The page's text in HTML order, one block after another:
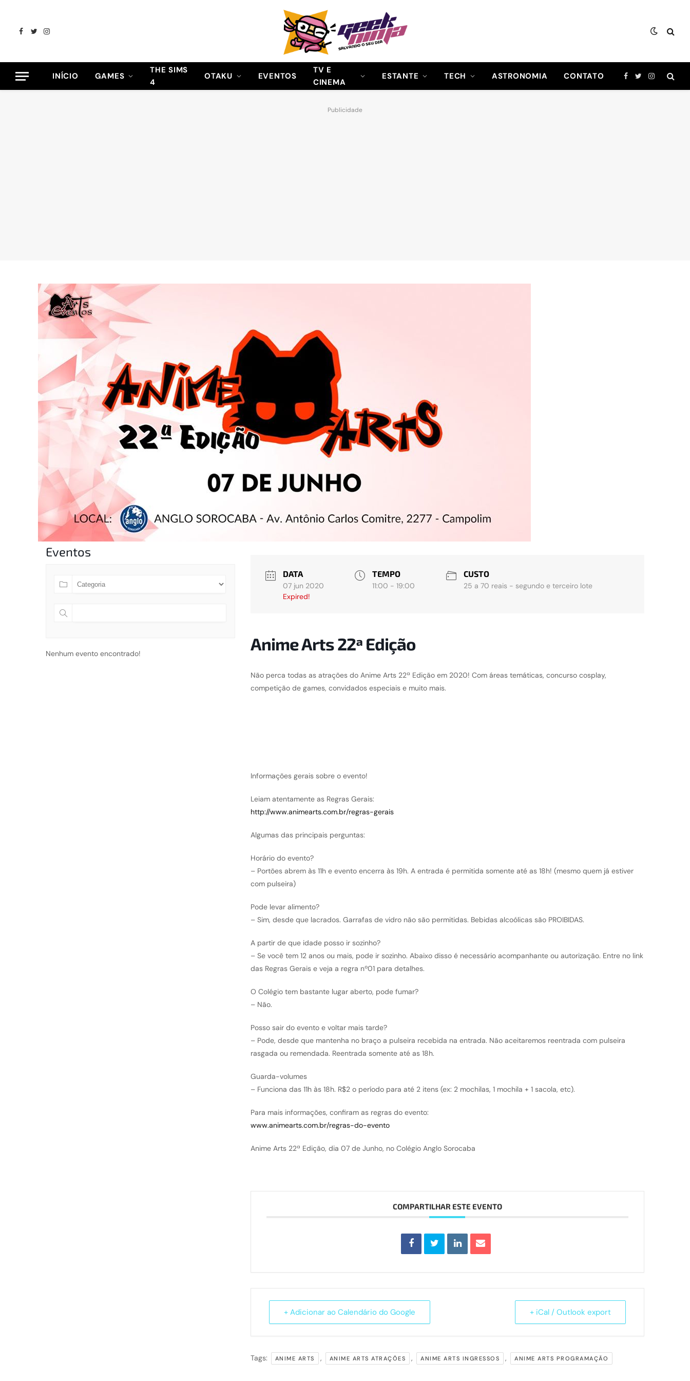
Facebook
TwitterInstagram
INÍCIO GAMES
THE SIMS
4
OTAKU EVENTOS
TV E
CINEMA
ESTANTE TECH ASTRONOMIA CONTATO Facebook
TwitterInstagram
Publicidade
Eventos
Nenhum evento encontrado!
DATA
07 jun 2020
Expired!
TEMPO
11:00 - 19:00
CUSTO
25 a 70 reais - segundo e terceiro lote
Anime Arts 22ª Edição
Não perca todas as atrações do Anime Arts 22ª Edição em 2020! Com áreas temáticas, concurso cosplay,
competição de games, convidados especiais e muito mais.
Informações gerais sobre o evento!
Leiam atentamente as Regras Gerais:
http://www.animearts.com.br/regras-gerais
Algumas das principais perguntas:
Horário do evento?
– Portões abrem às 11h e evento encerra às 19h. A entrada é permitida somente até as 18h! (mesmo quem já estiver
com pulseira)
Pode levar alimento?
– Sim, desde que lacrados. Garrafas de vidro não são permitidas. Bebidas alcoólicas são PROIBIDAS.
A partir de que idade posso ir sozinho?
– Se você tem 12 anos ou mais, pode ir sozinho. Abaixo disso é necessário acompanhante ou autorização. Entre no link
das Regras Gerais e veja a regra nº01 para detalhes.
O Colégio tem bastante lugar aberto, pode fumar?
– Não.
Posso sair do evento e voltar mais tarde?
– Pode, desde que mantenha no braço a pulseira recebida na entrada. Não aceitaremos reentrada com pulseira
rasgada ou remendada. Reentrada somente até as 18h.
Guarda-volumes
– Funciona das 11h às 18h. R$2 o período para até 2 itens (ex: 2 mochilas, 1 mochila + 1 sacola, etc).
Para mais informações, confiram as regras do evento:
www.animearts.com.br/regras-do-evento
Anime Arts 22ª Edição, dia 07 de Junho, no Colégio Anglo Sorocaba
COMPARTILHAR ESTE EVENTO
+ Adicionar ao Calendário do Google + iCal / Outlook export
Tags: ANIME ARTS , ANIME ARTS ATRAÇÕES , ANIME ARTS INGRESSOS , ANIME ARTS PROGRAMAÇÃO